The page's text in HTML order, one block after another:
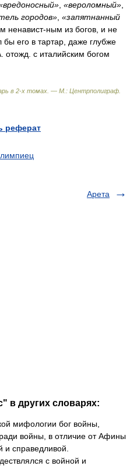
«вероломный»
городов» «запятнанный
ненавист-ным из богов, и не
его в тартар, даже глубже
отожд. с италийским богом
в 2-х томах. — М.: Центрполиграф
реферат
Арета
в других словарях:
мифологии бог войны,
войны, в отличие от Афины
справедливой.
с войной и